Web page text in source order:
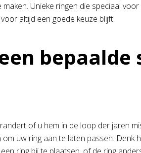
maken. Unieke ringen die speciaal
altijd een goede keuze blijft.
bepaalde
of u hem in de loop der jaren
uw ring aan te laten passen. Denk